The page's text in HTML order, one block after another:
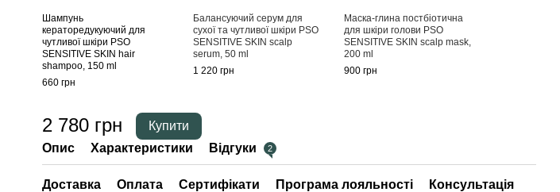
Шампунь
кераторедукуючий для
чутливої шкіри PSO
SENSITIVE SKIN hair
shampoo, 150 ml
660 грн
Балансуючий серум для
сухої та чутливої шкіри PSO
SENSITIVE SKIN scalp
serum, 50 ml
1 220 грн
Маска-глина постбіотична
для шкіри голови PSO
SENSITIVE SKIN scalp mask,
200 ml
900 грн
2 780 грн
Купити
Опис
Характеристики Відгуки 2
Доставка Оплата Сертифікати Програма лояльності Консультація